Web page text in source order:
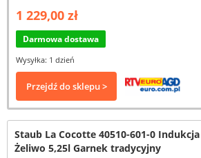
1 229,00 zł
Darmowa dostawa
Wysyłka: 1 dzień
Przejdź do sklepu >
Staub La Cocotte 40510-601-0 Indukcja
Żeliwo 5,25l Garnek tradycyjny